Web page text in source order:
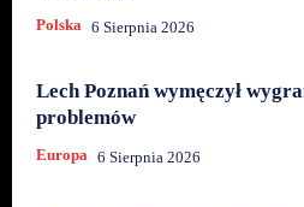
Polska 6 Sierpnia 2026
Lech Poznań wymęczył
problemów
Europa 6 Sierpnia 2026